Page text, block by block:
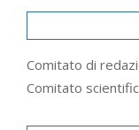
Comitato di
Comitato